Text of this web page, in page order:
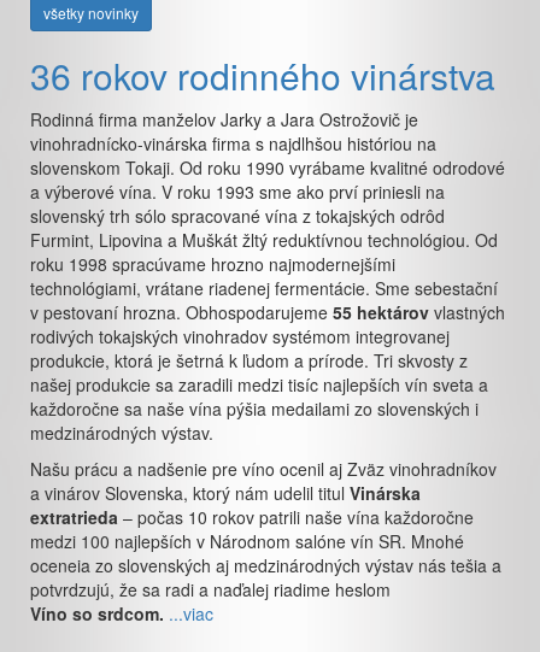
všetky novinky
36 rokov rodinného vinárstva
Rodinná firma manželov Jarky a Jara Ostrožovič je
vinohradnícko-vinárska firma s najdlhšou históriou na
slovenskom Tokaji. Od roku 1990 vyrábame kvalitné odrodové
a výberové vína. V roku 1993 sme ako prví priniesli na
slovenský trh sólo spracované vína z tokajských odrôd
Furmint, Lipovina a Muškát žltý reduktívnou technológiou. Od
roku 1998 spracúvame hrozno najmodernejšími
technológiami, vrátane riadenej fermentácie. Sme sebestační
v pestovaní hrozna. Obhospodarujeme 55 hektárov vlastných
rodivých tokajských vinohradov systémom integrovanej
produkcie, ktorá je šetrná k ľudom a prírode. Tri skvosty z
našej produkcie sa zaradili medzi tisíc najlepších vín sveta a
každoročne sa naše vína pýšia medailami zo slovenských i
medzinárodných výstav.
Našu prácu a nadšenie pre víno ocenil aj Zväz vinohradníkov
a vinárov Slovenska, ktorý nám udelil titul Vinárska
extratrieda – počas 10 rokov patrili naše vína každoročne
medzi 100 najlepších v Národnom salóne vín SR. Mnohé
oceneia zo slovenských aj medzinárodných výstav nás tešia a
potvrdzujú, že sa radi a naďalej riadime heslom
Víno so srdcom. ...viac